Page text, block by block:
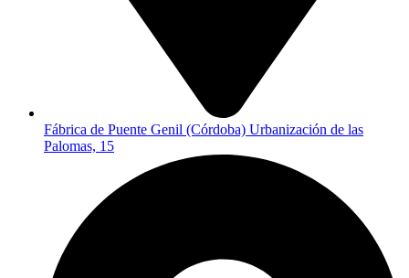
Fábrica de Puente Genil (Córdoba) Urbanización de las
Palomas, 15